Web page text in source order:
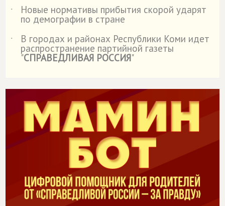
˙
Новые нормативы прибытия скорой ударят
по демографии в стране
˙
В городах и районах Республики Коми идет
распространение партийной газеты
"СПРАВЕДЛИВАЯ РОССИЯ"